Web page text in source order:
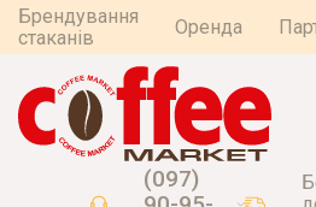
Брендування
стаканів
Оренда
(097)